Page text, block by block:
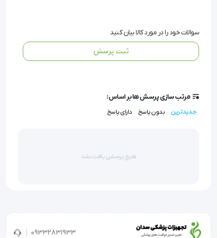
این محصول به دلیل جنس استیل ضدزنگ 304، مقاومت بالا
در برابر رطوبت و حرارت دارد و طول عمر بالایی را تضمین
همچنین، طراحی ارگونومیک و ظاهر مدرن و براق این دستگیره،
ویژگی و مشخصات فنی:
وزن: 426 گرم
جنس: استیل 304 ضدزنگ
سوالات خود را در مورد کالا بیان کنید
ثبت پرسش
مرتب سازی پرسش ها بر اساس:
جدیدترین بدون پاسخ دارای پاسخ
هیچ پرسشی یافت نشد
09332831933